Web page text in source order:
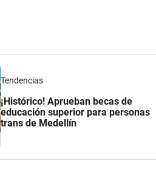
Tendencias
¡Histórico! Aprueban becas de
educación superior para personas
trans de Medellín